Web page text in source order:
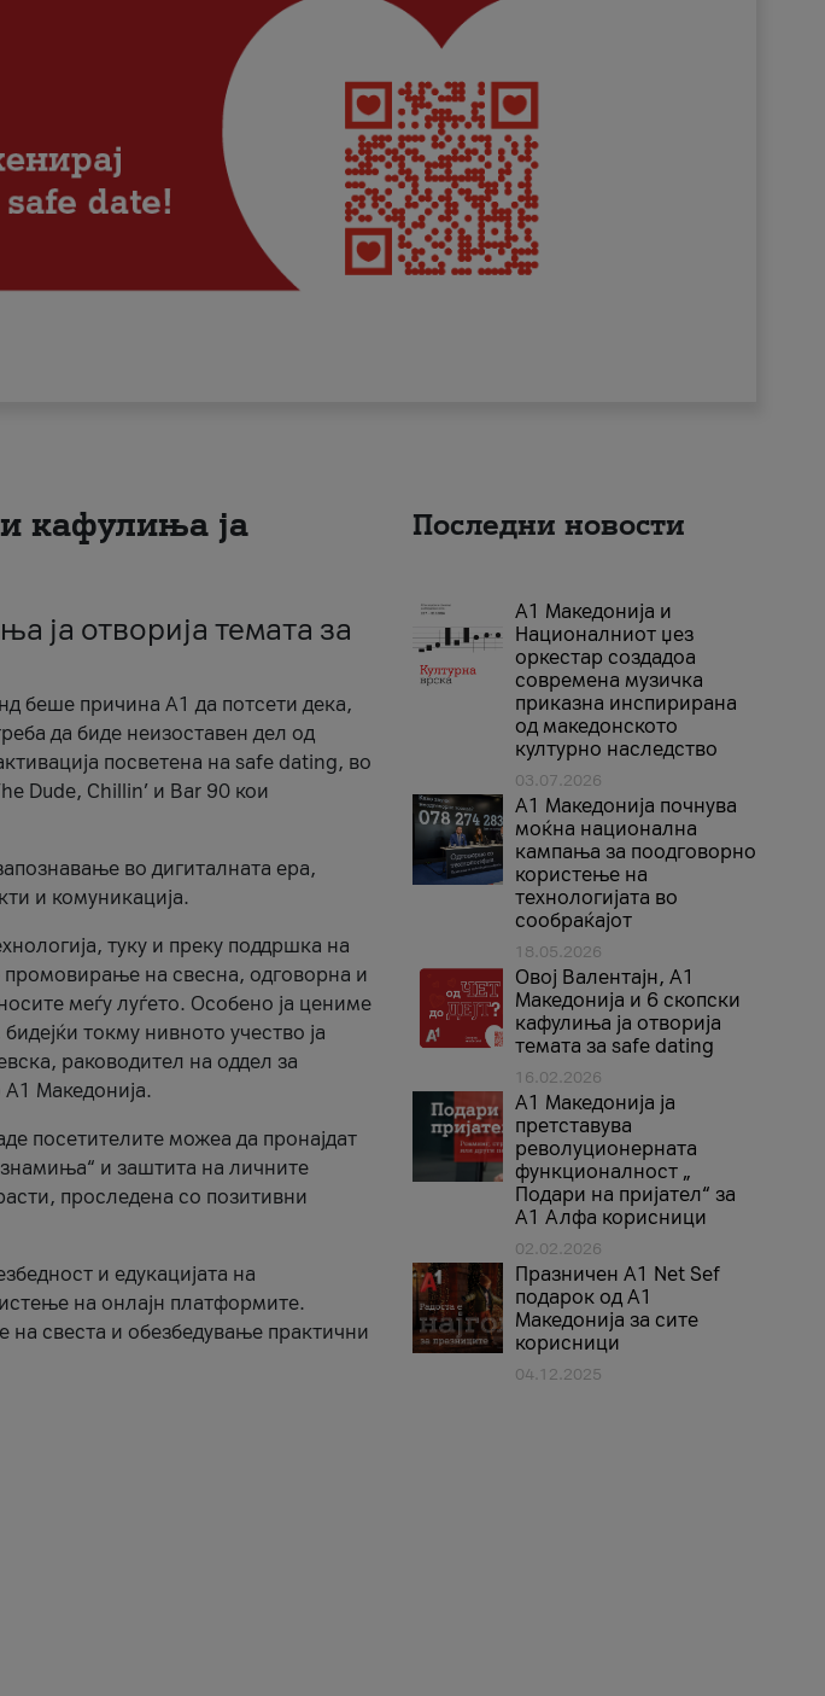
кафулиња ја
ја отворија темата за
беше причина А1 да потсети дека,
да биде неизоставен дел од
посветена на safe dating, во
Dude, Chillin’ и Bar 90 кои
во дигиталната ера,
и комуникација.
туку и преку поддршка на
промовирање на свесна, одговорна и
меѓу луѓето. Особено ја цениме
токму нивното учество ја
раководител на оддел за
Македонија.
посетителите можеа да пронајдат
и заштита на личните
проследена со позитивни
и едукацијата на
на онлајн платформите.
свеста и обезбедување практични
Последни новости
А1 Македонија и
Националниот џез
оркестар создадоа
современа музичка
приказна инспирирана
од македонското
културно наследство
03.07.2026
A1 Македонија почнува
моќна национална
кампања за поодговорно
користење на
технологијата во
сообраќајот
18.05.2026
Овој Валентајн, A1
Македонија и 6 скопски
кафулиња ја отворија
темата за safe dating
16.02.2026
А1 Македонија ја
претставува
револуционерната
функционалност „
Подари на пријател“ за
А1 Алфа корисници
02.02.2026
Празничен A1 Net Sеf
подарок од А1
Македонија за сите
корисници
04.12.2025